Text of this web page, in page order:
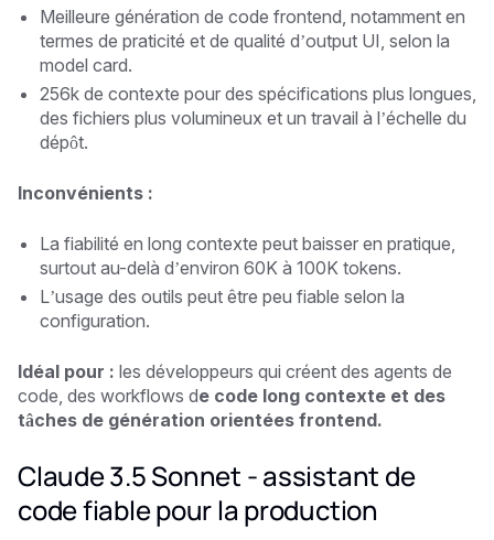
Meilleure génération de code frontend, notamment en
termes de praticité et de qualité d’output UI, selon la
model card.
256k de contexte pour des spécifications plus longues,
des fichiers plus volumineux et un travail à l’échelle du
dépôt.
Inconvénients :
La fiabilité en long contexte peut baisser en pratique,
surtout au-delà d’environ 60K à 100K tokens.
L’usage des outils peut être peu fiable selon la
configuration.
Idéal pour : les développeurs qui créent des agents de
code, des workflows de code long contexte et des
tâches de génération orientées frontend.
Claude 3.5 Sonnet - assistant de
code fiable pour la production